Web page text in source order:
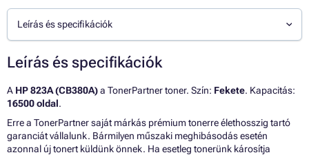
Leírás és specifikációk
Leírás és specifikációk
A HP 823A (CB380A)a TonerPartner toner. Szín: Fekete. Kapacitás:
16500 oldal.
Erre a TonerPartner saját márkás prémium tonerre élethosszig tartó
garanciát vállalunk. Bármilyen műszaki meghibásodás esetén
azonnal új tonert küldünk önnek. Ha esetleg tonerünk károsítja